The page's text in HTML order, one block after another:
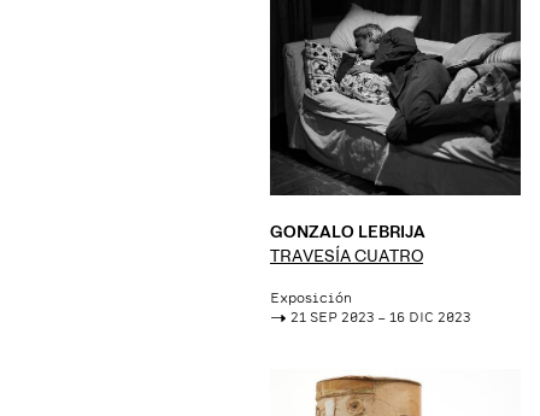
GONZALO LEBRIJA
TRAVESÍA CUATRO
Exposición
-> 21 SEP 2023 – 16 DIC 2023